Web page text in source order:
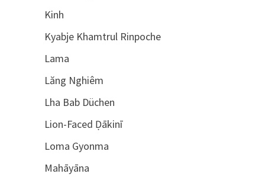
Kinh
Kyabje Khamtrul Rinpoche
Lama
Lăng Nghiêm
Lha Bab Düchen
Lion-Faced Ḍākinī
Loma Gyonma
Mahāyāna